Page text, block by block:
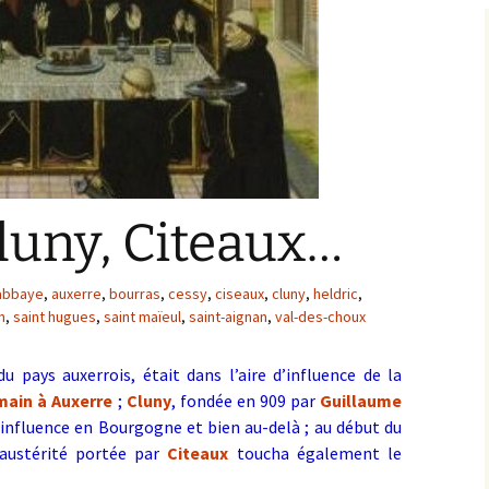
Baronnie de Saint-Verain
Comté d’Auxerre
Comté de Gien
Seigneurie de Courtenay
Comté de Sancerre
Citeaux…
, auxerre, bourras, cessy, ciseaux, cluny, heldric,
, saint hugues, saint maïeul, saint-aignan, val-des-choux
pays auxerrois, était dans l’aire d’influence de la
à Auxerre ; Cluny, fondée en 909 par Guillaume
en Bourgogne et bien au-delà ; au début du
portée par Citeaux toucha également le